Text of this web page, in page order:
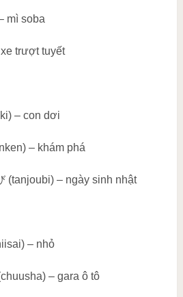
mì soba
trượt tuyết
– con dơi
– khám phá
(tanjoubi) – ngày sinh nhật
– nhỏ
– gara ô tô